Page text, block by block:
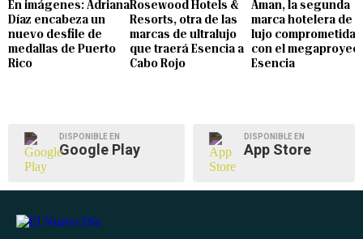
En imágenes: Adriana
Díaz encabeza un
nuevo desfile de
medallas de Puerto
Rico
Rosewood Hotels &
Resorts, otra de las
marcas de ultralujo
que traerá Esencia a
Cabo Rojo
Aman, la segunda
marca hotelera de
lujo comprometida
con el
Esencia
DISPONIBLE EN
Google Play
DISPONIBLE EN
App Store